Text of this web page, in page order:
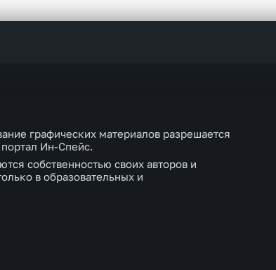
графических материалов разрешается
Ин-Спейс.
собственностью своих авторов и
в образовательных и